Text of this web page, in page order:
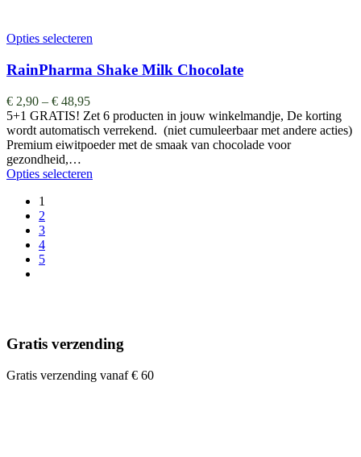
Opties selecteren
RainPharma Shake Milk Chocolate
€ 2,90 – € 48,95
5+1 GRATIS! Zet 6 producten in jouw winkelmandje, De korting
wordt automatisch verrekend. (niet cumuleerbaar met andere acties)
Premium eiwitpoeder met de smaak van chocolade voor
gezondheid,…
Opties selecteren
1
2
3
4
5
Gratis verzending
Gratis verzending vanaf € 60